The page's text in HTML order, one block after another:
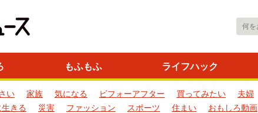
もふもふ ライフハック
い 家族 気になる ビフォーアフター 買ってみたい 夫婦
生きる 災害 ファッション スポーツ 住まい おもしろ動画